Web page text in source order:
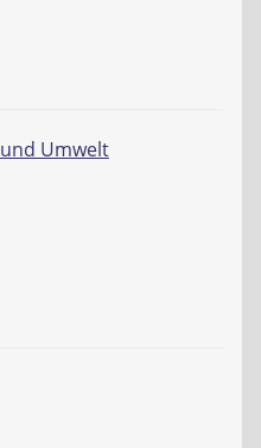
Umwelt